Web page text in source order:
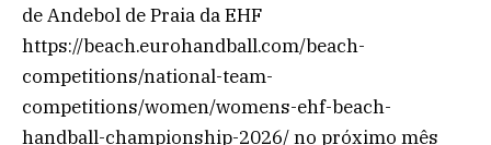
de Andebol de Praia da EHF
https://beach.eurohandball.com/beach-
competitions/national-team-
competitions/women/womens-ehf-beach-
handball-championship-2026/ no próximo mês